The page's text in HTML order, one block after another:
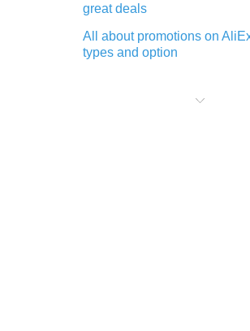
great deals
All about promotions on
types and option
purchases on AliExpress -